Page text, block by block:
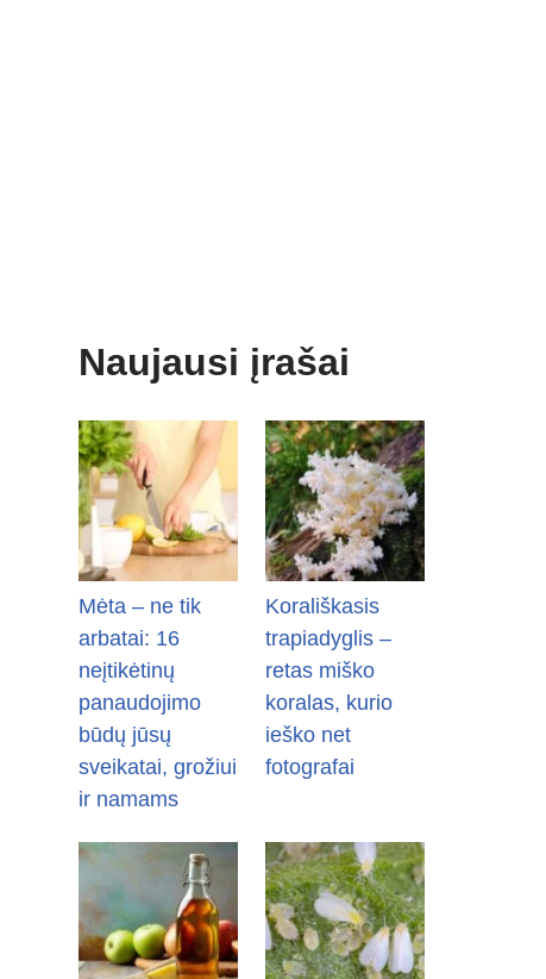
Naujausi įrašai
Mėta – ne tik
arbatai: 16
neįtikėtinų
panaudojimo
būdų jūsų
sveikatai, grožiui
ir namams
Korališkasis
trapiadyglis –
retas miško
koralas, kurio
ieško net
fotografai